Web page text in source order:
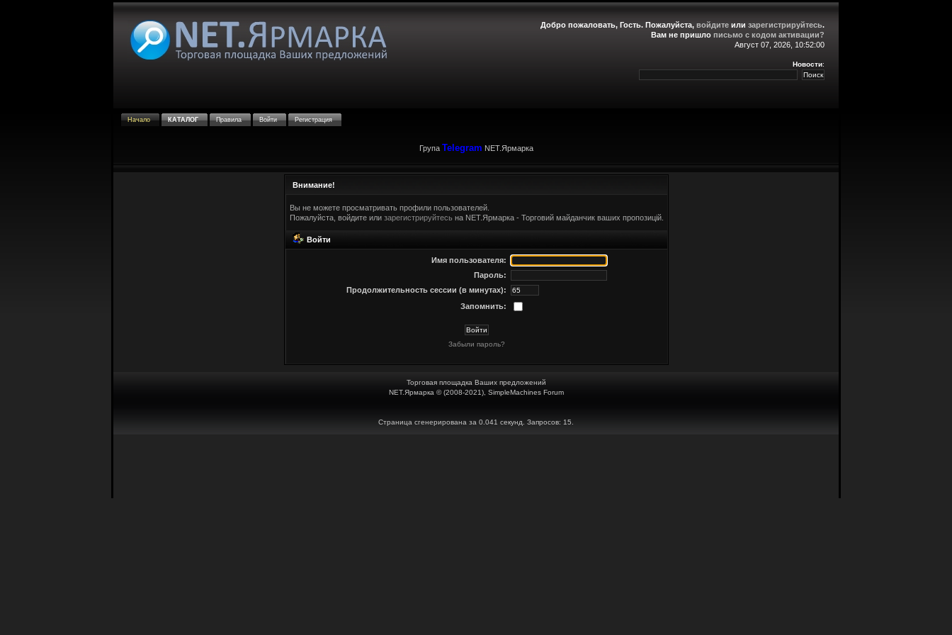
Добро пожаловать, Гость. Пожалуйста, войдите или зарегистрируйтесь.
Вам не пришло письмо с кодом активации?
Август 07, 2026, 10:52:00
Новости:
Начало КАТАЛОГ Правила Войти Регистрация
Група Telegram NET.Ярмарка
Внимание!
Вы не можете просматривать профили пользователей.
Пожалуйста, войдите или зарегистрируйтесьна NET.Ярмарка - Торговий майданчик ваших пропозицій.
Войти
Имя пользователя:
Пароль:
Продолжительность сессии (в минутах):
Запомнить:
Забыли пароль?
Торговая площадка Ваших предложений
NET.Ярмарка © (2008-2021), SimpleMachines Forum
Страница сгенерирована за 0.041 секунд. Запросов: 15.